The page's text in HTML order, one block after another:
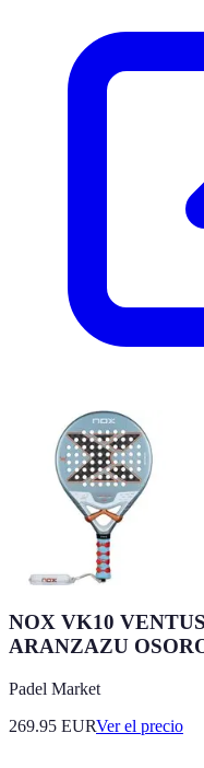
NOX VK10
ARANZAZU
Padel Market
269.95 EURVer el precio